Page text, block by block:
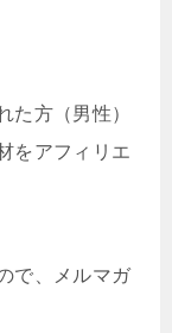
た方（男性）
をアフィリエ
で、メルマガ